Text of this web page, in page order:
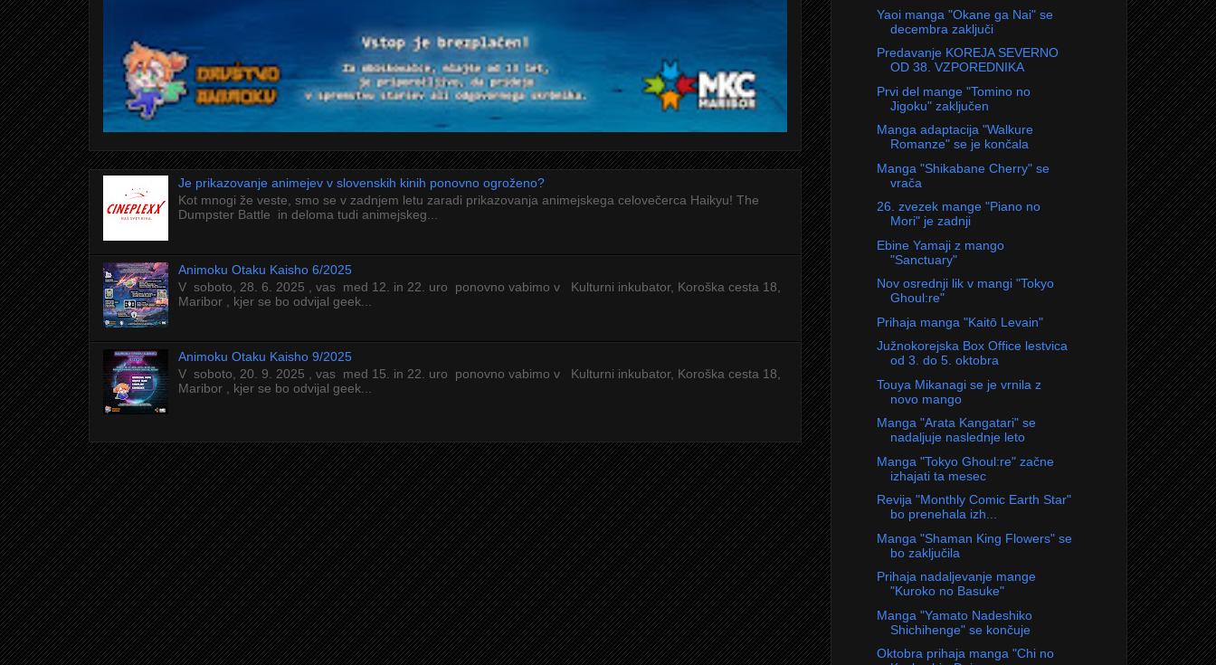
Je prikazovanje animejev v slovenskih kinih ponovno ogroženo?
Kot mnogi že veste, smo se v zadnjem letu zaradi prikazovanja animejskega celovečerca Haikyu! The
Dumpster Battle in deloma tudi animejskeg...
Animoku Otaku Kaisho 6/2025
V soboto, 28. 6. 2025 , vas med 12. in 22. uro ponovno vabimo v Kulturni inkubator, Koroška cesta 18,
Maribor , kjer se bo odvijal geek...
Animoku Otaku Kaisho 9/2025
V soboto, 20. 9. 2025 , vas med 15. in 22. uro ponovno vabimo v Kulturni inkubator, Koroška cesta 18,
Maribor , kjer se bo odvijal geek...
Yaoi manga "Okane ga Nai" se
decembra zaključi
Predavanje KOREJA SEVERNO
OD 38. VZPOREDNIKA
Prvi del mange "Tomino no
Jigoku" zaključen
Manga adaptacija "Walkure
Romanze" se je končala
Manga "Shikabane Cherry" se
vrača
26. zvezek mange "Piano no
Mori" je zadnji
Ebine Yamaji z mango
"Sanctuary"
Nov osrednji lik v mangi "Tokyo
Ghoul:re"
Prihaja manga "Kaitō Levain"
Južnokorejska Box Office lestvica
od 3. do 5. oktobra
Touya Mikanagi se je vrnila z
novo mango
Manga "Arata Kangatari" se
nadaljuje naslednje leto
Manga "Tokyo Ghoul:re" začne
izhajati ta mesec
Revija "Monthly Comic Earth Star"
bo prenehala izh...
Manga "Shaman King Flowers" se
bo zaključila
Prihaja nadaljevanje mange
"Kuroko no Basuke"
Manga "Yamato Nadeshiko
Shichihenge" se končuje
Oktobra prihaja manga "Chi no